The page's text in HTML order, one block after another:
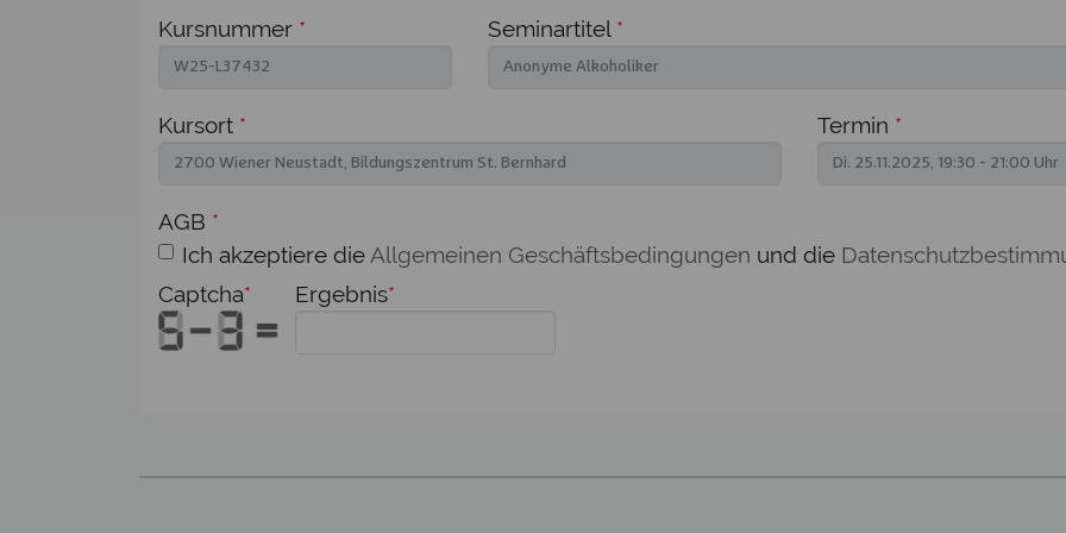
Kursnummer * Seminartitel *
Kursort * Termin *
AGB *
Ich akzeptiere die Allgemeinen Geschäftsbedingungen und die
Captcha* Ergebnis*